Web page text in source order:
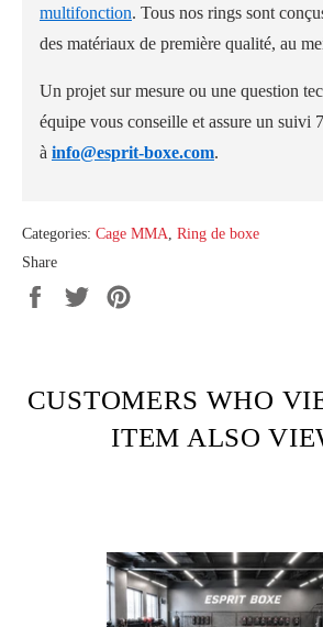
multifonction. Tous nos rings sont
des matériaux de première qualité, au
Un projet sur mesure ou une question
équipe vous conseille et assure un suivi
à info@esprit-boxe.com.
Categories: Cage MMA, Ring de boxe
Share
Share
Tweet
CUSTOMERS WHO
ITEM ALSO